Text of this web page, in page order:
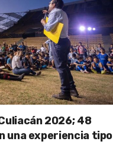
2026; 48
una experiencia tipo